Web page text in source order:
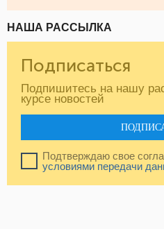
НАША РАССЫЛКА
Подписаться
Подпишитесь на нашу
курсе новостей
Подтверждаю свое
условиями передачи